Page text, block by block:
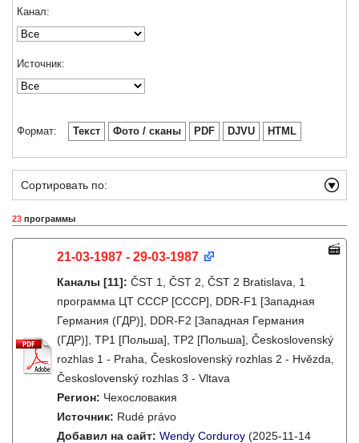
Канал:
Источник:
Формат: Текст Фото / сканы PDF DJVU HTML
Сортировать по:
23 программы
21-03-1987 - 29-03-1987
Каналы [11]: ČST 1, ČST 2, ČST 2 Bratislava, 1
программа ЦТ СССР [СССР], DDR-F1 [Западная
Германия (ГДР)], DDR-F2 [Западная Германия
(ГДР)], TP1 [Польша], TP2 [Польша], Československý
rozhlas 1 - Praha, Československý rozhlas 2 - Hvězda,
Československý rozhlas 3 - Vltava
Регион: Чехословакия
Источник: Rudé právo
Добавил на сайт: Wendy Corduroy (2025-11-14